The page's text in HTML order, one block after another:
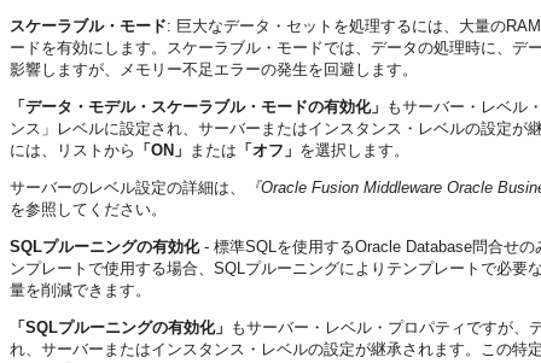
スケーラブル・モード: 巨大なデータ・セットを処理するには、大量の
ードを有効にします。スケーラブル・モードでは、データの処理時に、
影響しますが、メモリー不足エラーの発生を回避します。
「データ・モデル・スケーラブル・モードの有効化」 もサーバー・レベル
ンス」レベルに設定され、サーバーまたはインスタンス・レベルの設定
には、リストから 「ON」 または 「オフ」 を選択します。
サーバーのレベル設定の詳細は、
『Oracle Fusion Middleware Oracle
を参照してください。
SQLプルーニングの有効化- 標準SQLを使用するOracle Database問合せ
ンプレートで使用する場合、SQLプルーニングによりテンプレートで必
量を削減できます。
「SQLプルーニングの有効化」 もサーバー・レベル・プロパティですが、
れ、サーバーまたはインスタンス・レベルの設定が継承されます。この